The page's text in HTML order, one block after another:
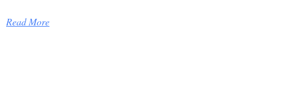
Read More